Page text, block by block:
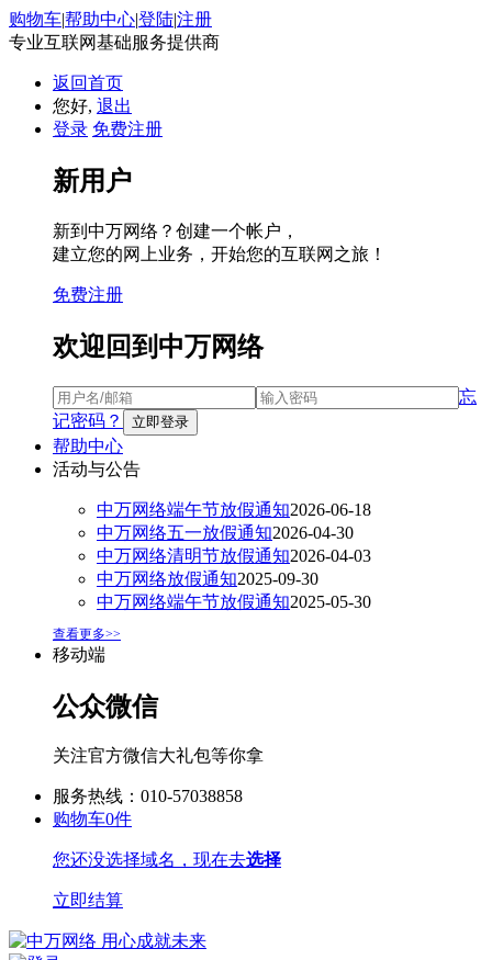
购物车|帮助中心|登陆|注册
专业互联网基础服务提供商
返回首页
您好, 退出
登录 免费注册
新用户
新到中万网络？创建一个帐户，
建立您的网上业务，开始您的互联网之旅！
免费注册
欢迎回到中万网络
忘
记密码？
帮助中心
活动与公告
中万网络端午节放假通知2026-06-18
中万网络五一放假通知2026-04-30
中万网络清明节放假通知2026-04-03
中万网络放假通知2025-09-30
中万网络端午节放假通知2025-05-30
查看更多>>
移动端
公众微信
关注官方微信大礼包等你拿
服务热线：010-57038858
购物车0件
您还没选择域名，现在去选择
立即结算